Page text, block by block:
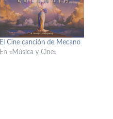
El Cine canción de Mecano
En «Música y Cine»